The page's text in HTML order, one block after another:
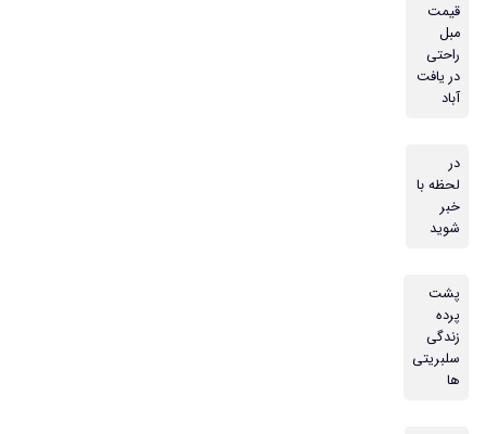
قیمت
مبل
راحتی
در یافت
آباد
در
لحظه با
خبر
شوید
پشت
پرده
زندگی
سلبریتی
ها